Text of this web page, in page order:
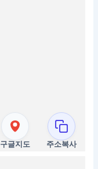
구글지도 주소복사